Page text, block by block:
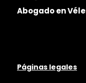
Abogado en
Páginas legales